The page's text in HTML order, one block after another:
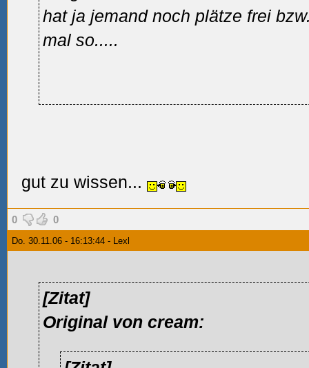
hat ja jemand noch plätze frei
mal so.....
gut zu wissen...
0 0
Do. 30.11.06 - 16:13:44 - Lexl
[Zitat]
Original von cream: